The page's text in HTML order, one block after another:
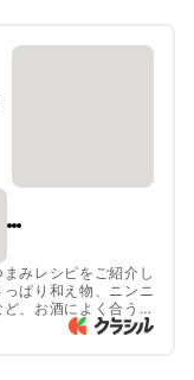
みレシピをご紹介し
ぱり和え物、ニンニ
、お酒によく合う人
、しっかりおつまみ